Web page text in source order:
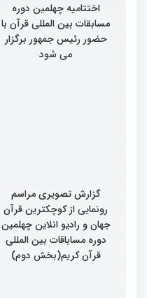
اختتامیه چهلمین دوره
مسابقات بین المللی قرآن با
حضور رئیس جمهور برگزار
می شود
گزارش تصویری مراسم
رونمایی از کوچکترین قرآن
جهان و رادیو انلاین چهلمین
دوره مساباقات بین المللی
قرآن کریم(بخش دوم)